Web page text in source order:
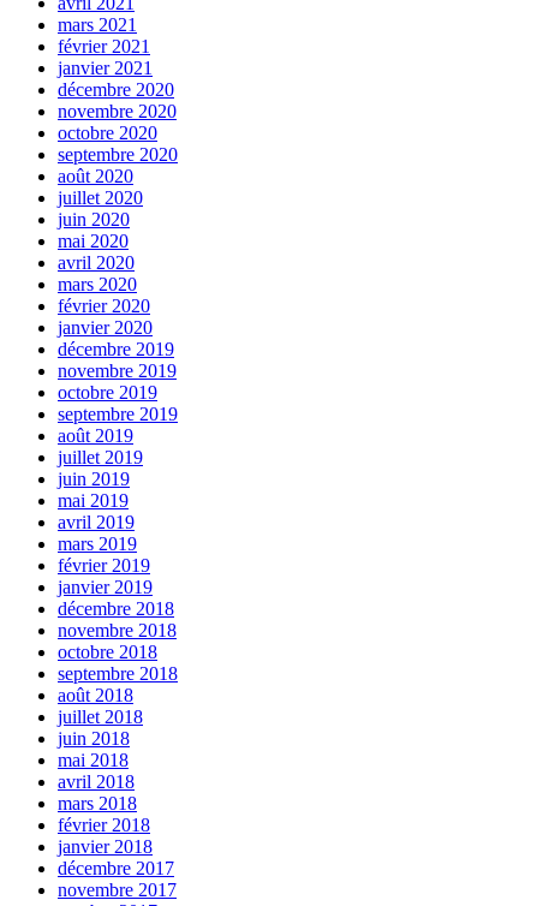
mars 2021
février 2021
janvier 2021
décembre 2020
novembre 2020
octobre 2020
septembre 2020
août 2020
juillet 2020
juin 2020
mai 2020
avril 2020
mars 2020
février 2020
janvier 2020
décembre 2019
novembre 2019
octobre 2019
septembre 2019
août 2019
juillet 2019
juin 2019
mai 2019
avril 2019
mars 2019
février 2019
janvier 2019
décembre 2018
novembre 2018
octobre 2018
septembre 2018
août 2018
juillet 2018
juin 2018
mai 2018
avril 2018
mars 2018
février 2018
janvier 2018
décembre 2017
novembre 2017